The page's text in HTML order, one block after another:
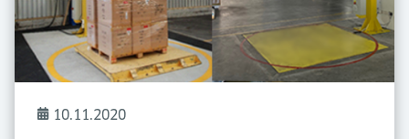
10.11.2020